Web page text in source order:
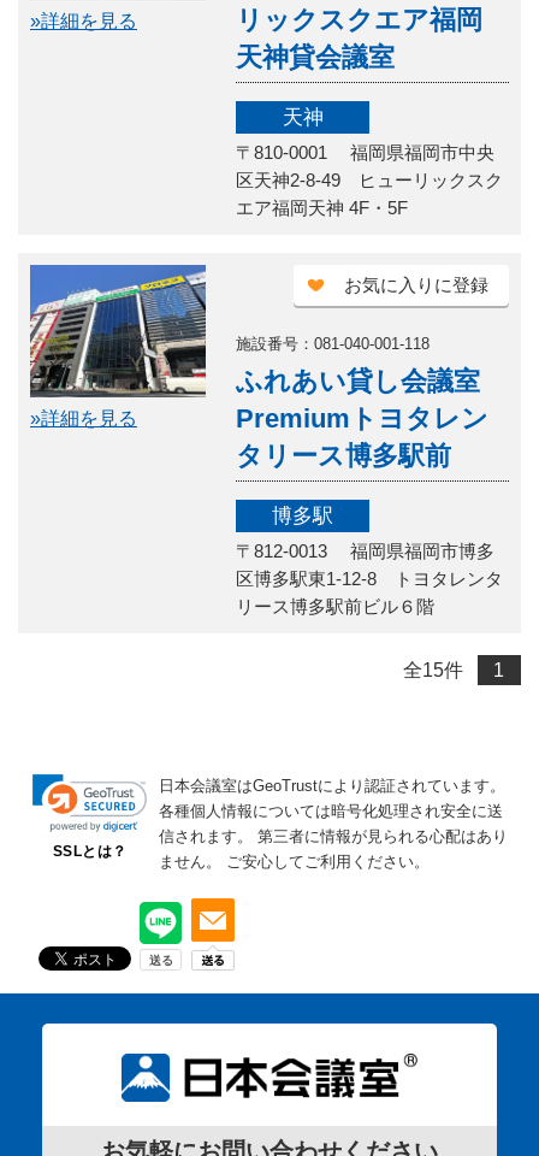
»詳細を見る
リックスクエア福岡
天神貸会議室
天神
〒810-0001 福岡県福岡市中央
区天神2-8-49 ヒューリックスク
エア福岡天神 4F・5F
»詳細を見る
施設番号：081-040-001-118
お気に入りに登録
ふれあい貸し会議室
Premiumトヨタレン
タリース博多駅前
博多駅
〒812-0013 福岡県福岡市博多
区博多駅東1-12-8 トヨタレンタ
リース博多駅前ビル６階
全15件 1
SSLとは？
日本会議室はGeoTrustにより認証されています。
各種個人情報については暗号化処理され安全に送
信されます。
第三者に情報が見られる心配はあり
ません。
ご安心してご利用ください。